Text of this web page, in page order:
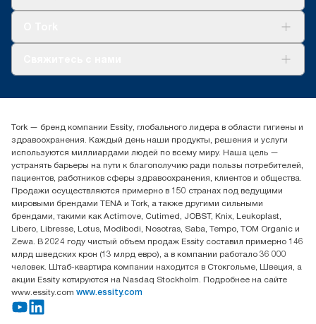
(+7) 777 779 0095
Контакты на рынках СНГ
ООО «Эссити», Представительство в Казахстане Пр.
Достык, 210, 2 блок, 3 этаж,
офис №32 050051, г.
Алматы, Казахстан
Tork — бренд компании Essity, глобального лидера в области гигиены и
здравоохранения. Каждый день наши продукты, решения и услуги
используются миллиардами людей по всему миру. Наша цель —
устранять барьеры на пути к благополучию ради пользы потребителей,
пациентов, работников сферы здравоохранения, клиентов и общества.
Продажи осуществляются примерно в 150 странах под ведущими
мировыми брендами TENA и Tork, а также другими сильными
брендами, такими как Actimove, Cutimed, JOBST, Knix, Leukoplast,
Libero, Libresse, Lotus, Modibodi, Nosotras, Saba, Tempo, TOM Organic и
Zewa. В 2024 году чистый объем продаж Essity составил примерно 146
млрд шведских крон (13 млрд евро), а в компании работало 36 000
человек. Штаб-квартира компании находится в Стокгольме, Швеция, а
акции Essity котируются на Nasdaq Stockholm. Подробнее на сайте
www.essity.com www.essity.com